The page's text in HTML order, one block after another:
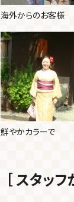
海外からのお客様
鮮やかカラーで
［ スタッ